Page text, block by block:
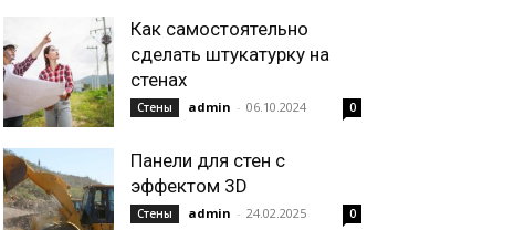
Как самостоятельно
сделать штукатурку на
стенах
Стены admin - 06.10.2024 0
Панели для стен с
эффектом 3D
Стены admin - 24.02.2025 0